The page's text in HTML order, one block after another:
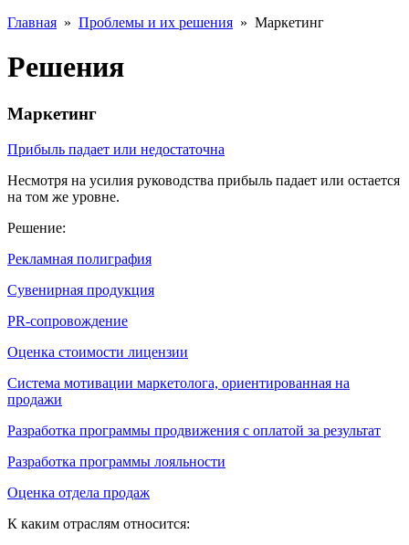
Главная » Проблемы и их решения » Маркетинг
Решения
Маркетинг
Прибыль падает или недостаточна
Несмотря на усилия руководства прибыль падает или остается
на том же уровне.
Решение:
Рекламная полиграфия
Сувенирная продукция
PR-сопровождение
Оценка стоимости лицензии
Система мотивации маркетолога, ориентированная на
продажи
Разработка программы продвижения с оплатой за результат
Разработка программы лояльности
Оценка отдела продаж
К каким отраслям относится: